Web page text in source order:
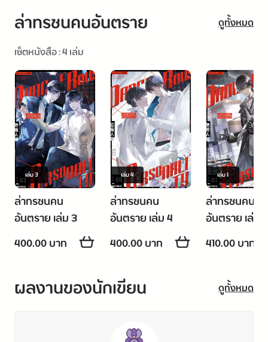
ล่าทรชนคนอันตราย
ดูทั้งหมด
เซ็ตหนังสือ : 4 เล่ม
เล่ม3
ล่าทรชนคน
อันตราย เล่ม 3
400.00 บาท
เล่ม4
ล่าทรชนคน
อันตราย เล่ม 4
400.00 บาท
เล่ม1
ล่าทรชนคน
อันตราย เล่ม 1
410.00 บาท
ผลงานของนักเขียน ดูทั้งหมด